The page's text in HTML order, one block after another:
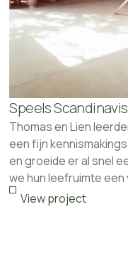
Speels
Thomas en Lien
een fijn
en groeide er al snel
we hun leefruimte
View project